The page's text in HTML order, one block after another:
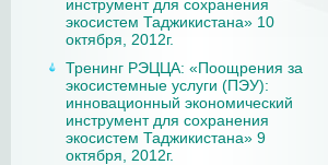
инструмент для сохранения
экосистем Таджикистана» 10
октября, 2012г.
Тренинг РЭЦЦА: «Поощрения за
экосистемные услуги (ПЭУ):
инновационный экономический
инструмент для сохранения
экосистем Таджикистана» 9
октября, 2012г.